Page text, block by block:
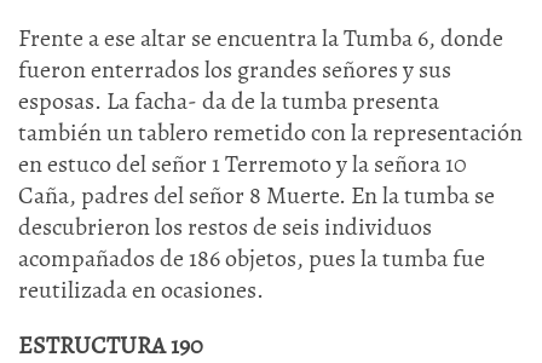
Frente a ese altar se encuentra la Tumba 6, donde
fueron enterrados los grandes señores y sus
esposas. La facha- da de la tumba presenta
también un tablero remetido con la representación
en estuco del señor 1 Terremoto y la señora 10
Caña, padres del señor 8 Muerte. En la tumba se
descubrieron los restos de seis individuos
acompañados de 186 objetos, pues la tumba fue
reutilizada en ocasiones.
ESTRUCTURA 190